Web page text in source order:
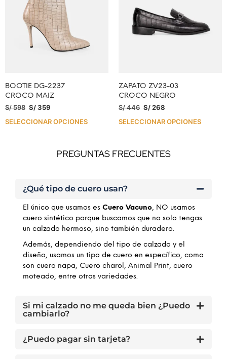
BOOTIE DG-2237
CROCO MAIZ
S/598 S/359
SELECCIONAR OPCIONES
ZAPATO ZV23-03
CROCO NEGRO
S/446 S/268
SELECCIONAR OPCIONES
PREGUNTAS FRECUENTES
¿Qué tipo de cuero usan?
El único que usamos es Cuero Vacuno, NO usamos
cuero sintético porque buscamos que no solo tengas
un calzado hermoso, sino también duradero.
Además, dependiendo del tipo de calzado y el
diseño, usamos un tipo de cuero en específico, como
son cuero napa, Cuero charol, Animal Print, cuero
moteado, entre otras variedades.
Si mi calzado no me queda bien ¿Puedo
cambiarlo?
¿Puedo pagar sin tarjeta?